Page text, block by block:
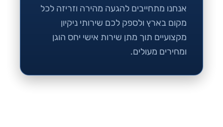
אנחנו מתחייבים להגעה מהירה וזריזה לכל
מקום בארץ ולספק לכם שירותי ניקיון
מקצועיים תוך מתן שירות אישי יחס הוגן
ומחירים מעולים.